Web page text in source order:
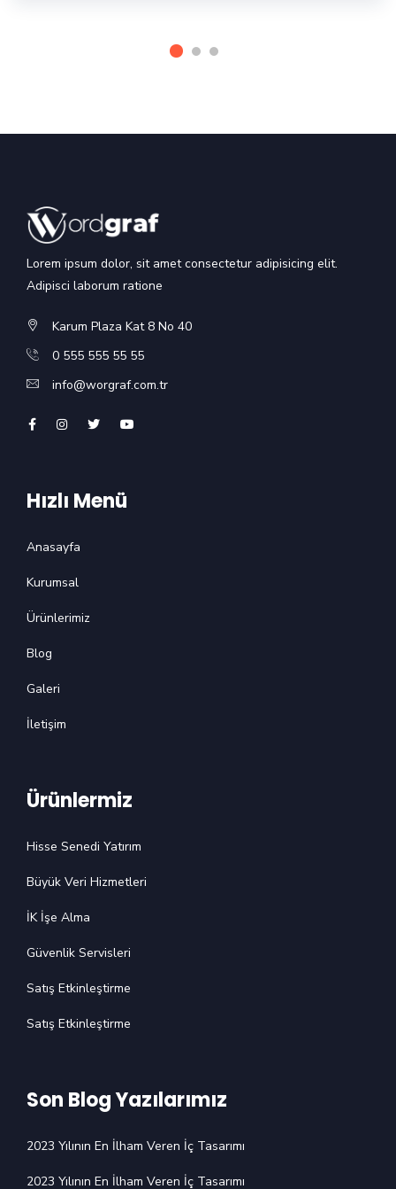
Lorem ipsum dolor, sit amet consectetur adipisicing elit.
Adipisci laborum ratione
Karum Plaza Kat 8 No 40
0 555 555 55 55
info@worgraf.com.tr
Hızlı Menü
Anasayfa
Kurumsal
Ürünlerimiz
Blog
Galeri
İletişim
Ürünlermiz
Hisse Senedi Yatırım
Büyük Veri Hizmetleri
İK İşe Alma
Güvenlik Servisleri
Satış Etkinleştirme
Satış Etkinleştirme
Son Blog Yazılarımız
2023 Yılının En İlham Veren İç Tasarımı
2023 Yılının En İlham Veren İç Tasarımı